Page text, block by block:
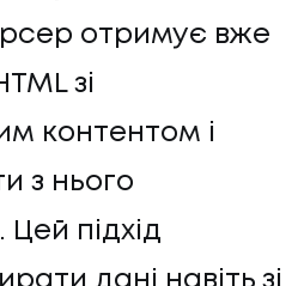
отримує вже
зі
контентом і
з нього
підхід